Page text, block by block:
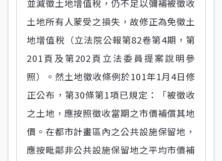
並減徵土地增值稅，仍不足以彌補被徵收
土地所有人蒙受之損失，故修正為免徵土
地增值稅（立法院公報第82卷第4期，第
201頁及第202頁立法委員提案說明參
照）。然土地徵收條例於101年1月4日修
正公布，第30條第1項已規定：「被徵收
之土地，應按照徵收當期之市價補償其地
價。在都市計畫區內之公共設施保留地，
應按毗鄰非公共設施保留地之平均市價補